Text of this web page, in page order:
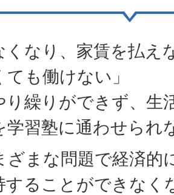
くなり、家賃を払え
ても働けない」
り繰りができず、生
学習塾に通わせられ
ざまな問題で経済的
することができなく